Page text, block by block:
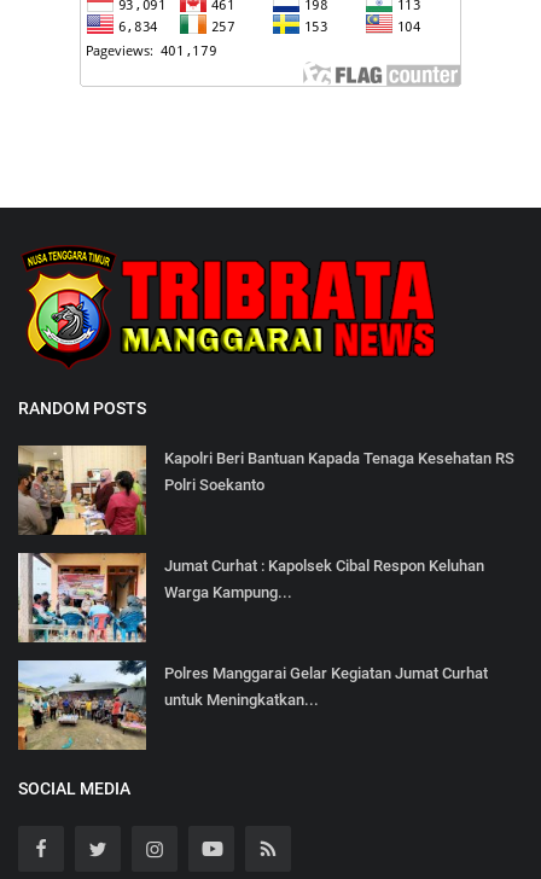
RANDOM POSTS
Kapolri Beri Bantuan Kapada Tenaga Kesehatan RS
Polri Soekanto
Jumat Curhat : Kapolsek Cibal Respon Keluhan
Warga Kampung...
Polres Manggarai Gelar Kegiatan Jumat Curhat
untuk Meningkatkan...
SOCIAL MEDIA